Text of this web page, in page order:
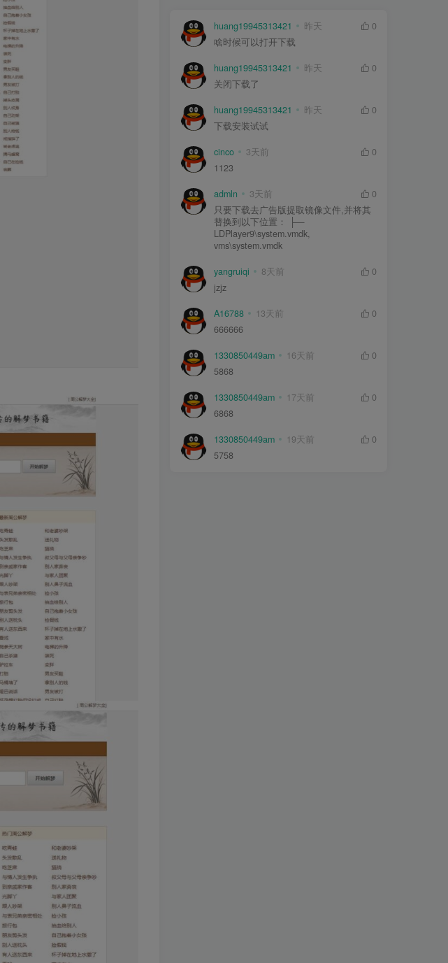
huang19945313421 昨天
0
啥时候可以打开下载
huang19945313421 昨天
0
关闭下载了
huang19945313421 昨天
0
下载安装试试
cinco 3天前
0
1123
admln 3天前
0
只要下载去广告版提取镜像文件,并将其
替换到以下位置： ├—
LDPlayer9\system.vmdk,
vms\system.vmdk
yangruiqi 8天前
0
jzjz
A16788 13天前
0
666666
1330850449am 16天前
0
5868
1330850449am 17天前
0
6868
1330850449am 19天前
0
5758